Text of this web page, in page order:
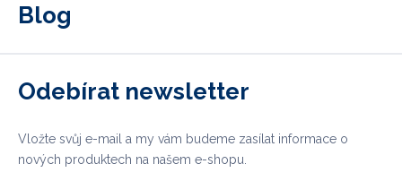
Blog
Odebírat newsletter
Vložte svůj e-mail a my vám budeme zasílat informace o
nových produktech na našem e-shopu.